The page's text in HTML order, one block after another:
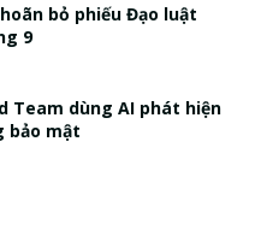
bỏ phiếu Đạo luật
9
Team dùng AI phát hiện
bảo mật